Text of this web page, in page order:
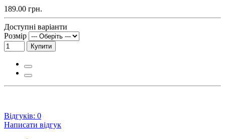
189.00 грн.
Доступні варіанти
Розмір
Купити
Відгуків: 0
Написати відгук